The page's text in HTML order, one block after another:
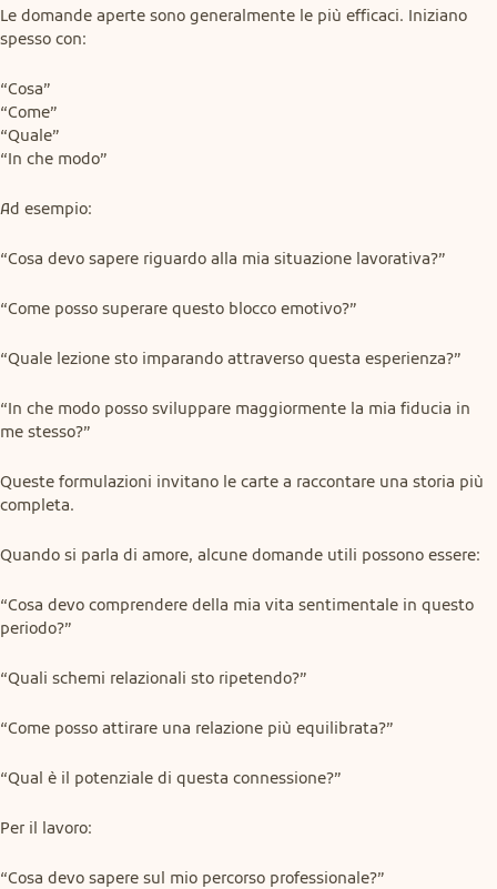
Le domande aperte sono generalmente le più efficaci. Iniziano
spesso con:
“Cosa”
“Come”
“Quale”
“In che modo”
Ad esempio:
“Cosa devo sapere riguardo alla mia situazione lavorativa?”
“Come posso superare questo blocco emotivo?”
“Quale lezione sto imparando attraverso questa esperienza?”
“In che modo posso sviluppare maggiormente la mia fiducia in
me stesso?”
Queste formulazioni invitano le carte a raccontare una storia più
completa.
Quando si parla di amore, alcune domande utili possono essere:
“Cosa devo comprendere della mia vita sentimentale in questo
periodo?”
“Quali schemi relazionali sto ripetendo?”
“Come posso attirare una relazione più equilibrata?”
“Qual è il potenziale di questa connessione?”
Per il lavoro:
“Cosa devo sapere sul mio percorso professionale?”